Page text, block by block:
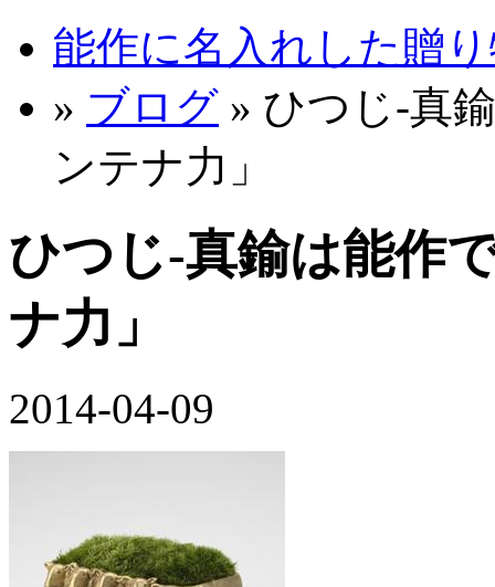
能作に名入れした贈
» ブログ » ひつじ-真
ンテナ力」
ひつじ-真鍮は能作
ナ力」
2014-04-09